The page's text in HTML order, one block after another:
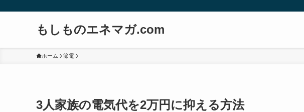
もしものエネマガ.com
ホーム 節電
3人家族の電気代を2万円に抑える方法